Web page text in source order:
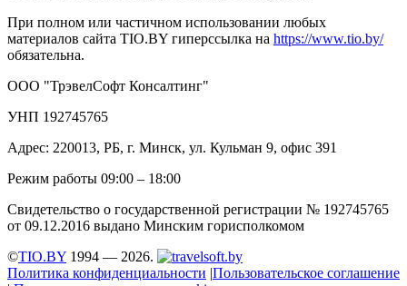
При полном или частичном использовании любых
материалов сайта TIO.BY гиперссылка на https://www.tio.by/
обязательна.
ООО "ТрэвелСофт Консалтинг"
УНП 192745765
Адрес: 220013, РБ, г. Минск, ул. Кульман 9, офис 391
Режим работы 09:00 – 18:00
Свидетельство о государственной регистрации № 192745765
от 09.12.2016 выдано Минским горисполкомом
©TIO.BY 1994 — 2026.
Политика конфиденциальности |Пользовательское соглашение